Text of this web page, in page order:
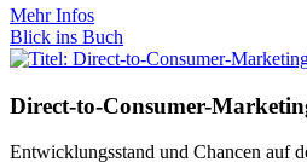
Mehr Infos
Blick ins Buch
Direct-to-Consumer-
Entwicklungsstand und Chancen auf